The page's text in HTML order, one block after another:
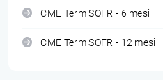
CME Term SOFR - 6 mesi
CME Term SOFR - 12 mesi